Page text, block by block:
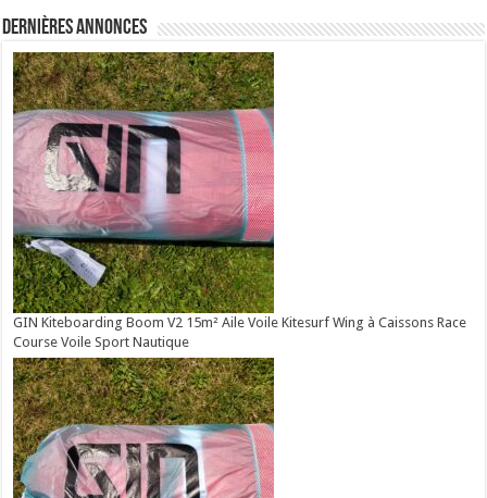
Dernières annonces
GIN Kiteboarding Boom V2 15m² Aile Voile Kitesurf Wing à Caissons Race
Course Voile Sport Nautique